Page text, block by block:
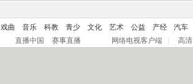
戏曲 音乐 科教 青少 文化 艺术 公益 产经 汽车
直播中国 赛事直播 网络电视客户端 高清